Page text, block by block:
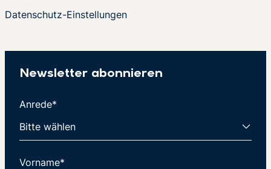
Datenschutz-Einstellungen
Newsletter abonnieren
Anrede*
Vorname*